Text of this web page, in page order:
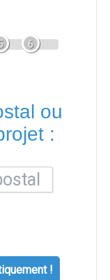
6
ou
:
!